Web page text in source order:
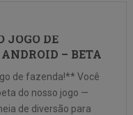
DE
– BETA
de fazenda!** Você
do nosso jogo —
de diversão para